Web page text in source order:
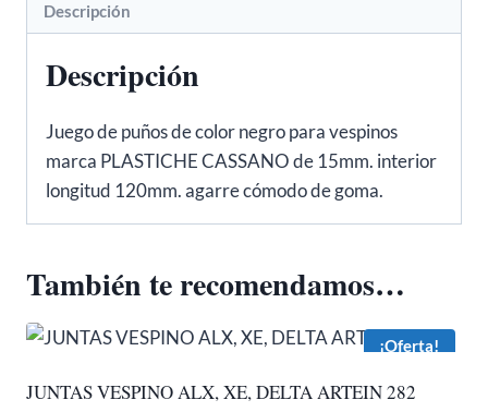
Descripción
Descripción
Juego de puños de color negro para vespinos
marca PLASTICHE CASSANO de 15mm. interior
longitud 120mm. agarre cómodo de goma.
También te recomendamos…
¡Oferta!
JUNTAS VESPINO ALX, XE, DELTA ARTEIN 282